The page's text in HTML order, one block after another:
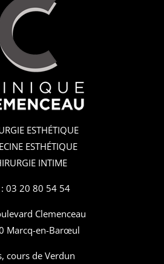
ESTHÉTIQUE
ESTHÉTIQUE
INTIME
: 03 20 80 54 54
Clemenceau
Marcq-en-Barœul
cours de Verdun